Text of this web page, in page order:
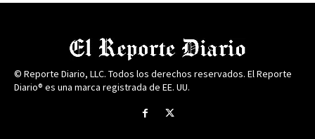
© Reporte Diario, LLC. Todos los derechos reservados. El Reporte
Diario® es una marca registrada de EE. UU.